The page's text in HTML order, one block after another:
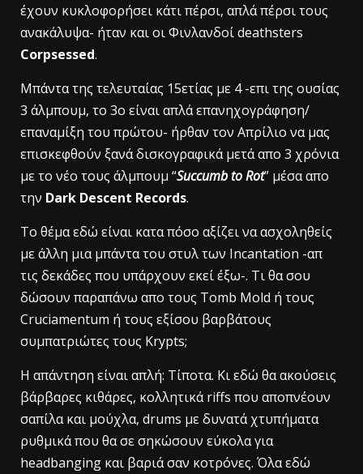
έχουν κυκλοφορήσει κάτι πέρσι, απλά πέρσι τους
ανακάλυψα- ήταν και οι Φινλανδοί deathsters
Corpsessed.
Mπάντα της τελευταίας 15ετίας με 4 -επι της ουσίας
3 άλμπουμ, το 3ο είναι απλά επανηχογράφηση/
επαναμίξη του πρώτου- ήρθαν τον Απρίλιο να μας
επισκεφθούν ξανά δισκογραφικά μετά απο 3 χρόνια
με το νέο τους άλμπουμ “Succumb to Rot” μέσα απο
την Dark Descent Records.
To θέμα εδώ είναι κατα πόσο αξίζει να ασχοληθείς
με άλλη μια μπάντα του στυλ των Incantation -απ
τις δεκάδες που υπάρχουν εκεί έξω-. Τι θα σου
δώσουν παραπάνω απο τους Tomb Mold ή τους
Cruciamentum ή τους εξίσου βαρβάτους
συμπατριώτες τους Krypts;
Η απάντηση είναι απλή: Τίποτα. Κι εδώ θα ακούσεις
βάρβαρες κιθάρες, κολλητικά riffs που αποπνέουν
σαπίλα και μούχλα, drums με δυνατά χτυπήματα
ρυθμικά που θα σε σηκώσουν εύκολα για
headbanging και βαριά σαν κοτρόνες. Όλα εδώ